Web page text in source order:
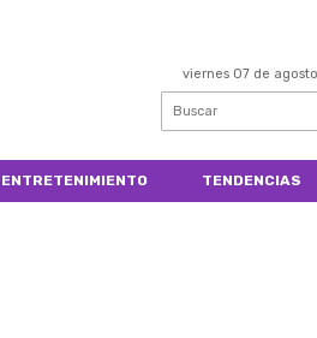
viernes 07 de
ENTRETENIMIENTO TENDENCIAS